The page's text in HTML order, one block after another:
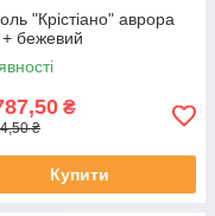
"Крістіано" аврора
+ бежевий
₴
₴
Купити